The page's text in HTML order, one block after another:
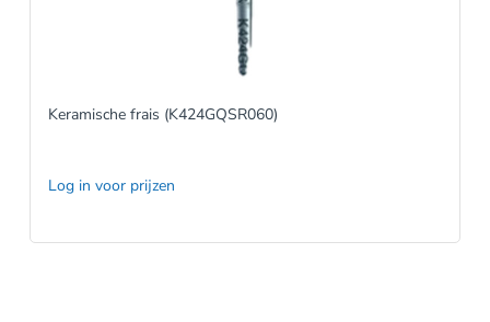
Keramische frais (K424GQSR060)
Log in voor prijzen